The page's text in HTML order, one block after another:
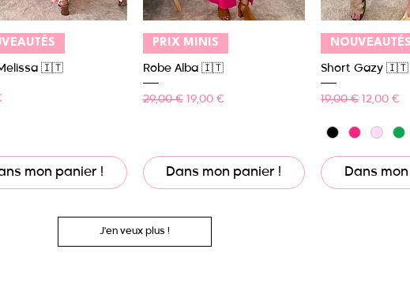
Aperçu rapide
🇮🇹
mon panier !
Aperçu rapide
PRIX MINIS
Robe Alba 🇮🇹
Prix original
29,00 € Prix promotionnel
19,00 €
Dans mon panier !
Aperçu
NOUVEAUTÉS
Short Gazy 🇮🇹
Prix original
19,00 € Prix
12,00 €
Dans
J'en veux plus !